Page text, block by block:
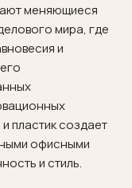
меняющиеся
мира, где
и
пластик создает
офисными
и стиль.